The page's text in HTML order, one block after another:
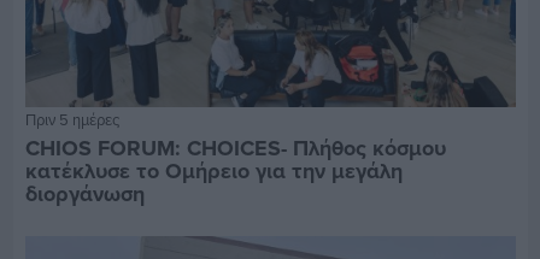
Πριν 5 ημέρες
CHIOS FORUM: CHOICES- Πλήθος κόσμου
κατέκλυσε το Ομήρειο για την μεγάλη
διοργάνωση